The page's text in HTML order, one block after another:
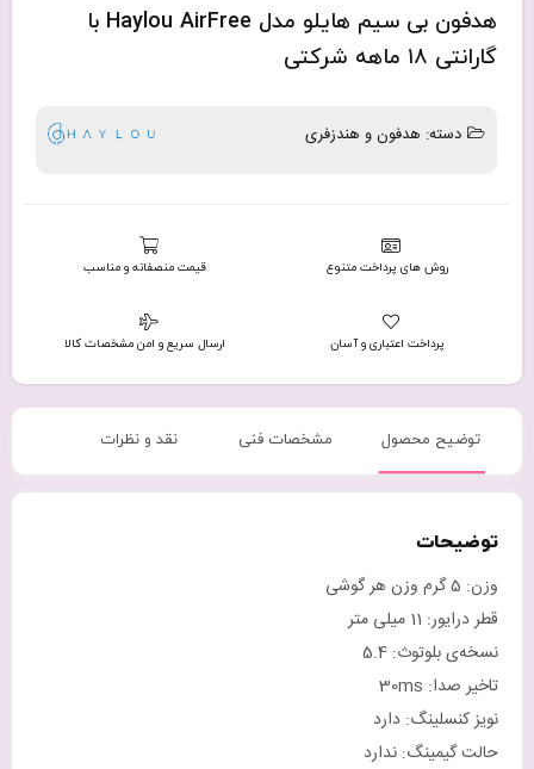
هدفون بی سیم هایلو مدل Haylou AirFree با
گارانتی ۱۸ ماهه شرکتی
دسته: هدفون و هندزفری
روش های پرداخت متنوع قیمت منصفانه و مناسب
پرداخت اعتباری و آسان ارسال سریع و امن مشخصات کالا
توضیح محصول مشخصات فنی نقد و نظرات
توضیحات
وزن: 5 گرم وزن هر گوشی
قطر درایور: 11 میلی متر
نسخه‌ی بلوتوث: 5.4
تاخیر صدا: 30ms
نویز کنسلینگ: دارد
حالت گیمینگ: ندارد